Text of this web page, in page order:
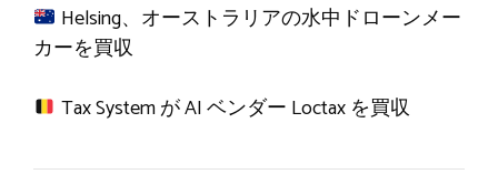
Helsing、オーストラリアの水中ドローンメー
カーを買収
Tax System が AI ベンダー Loctax を買収